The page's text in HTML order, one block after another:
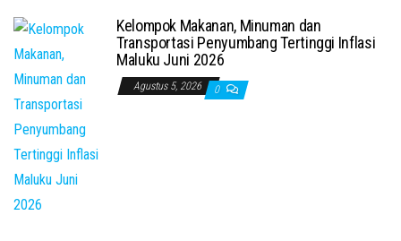
Kelompok Makanan, Minuman dan
Transportasi Penyumbang Tertinggi Inflasi
Maluku Juni 2026
Agustus 5, 2026 0